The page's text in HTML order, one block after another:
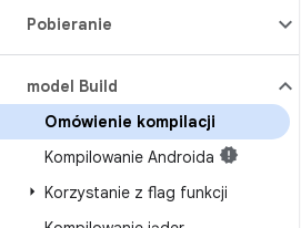
Pobieranie
model Build
Omówienie kompilacji
Kompilowanie Androida
Korzystanie z flag funkcji